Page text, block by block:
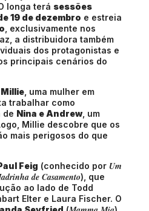
longa terá sessões
19 de dezembro e estreia
, exclusivamente nos
a distribuidora também
dos protagonistas e
principais cenários do
Millie , uma mulher em
trabalhar como
de Nina e Andrew, um
Millie descobre que os
mais perigosos do que
Feig (conhecido por Um
de Casamento), que
ao lado de Todd
Elter e Laura Fischer. O